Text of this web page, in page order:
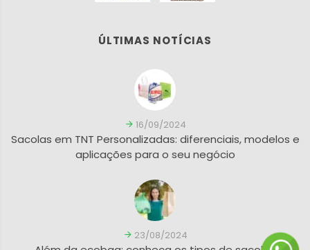
ÚLTIMAS NOTÍCIAS
16/09/2024
Sacolas em TNT Personalizadas: diferenciais, modelos e
aplicações para o seu negócio
23/08/2024